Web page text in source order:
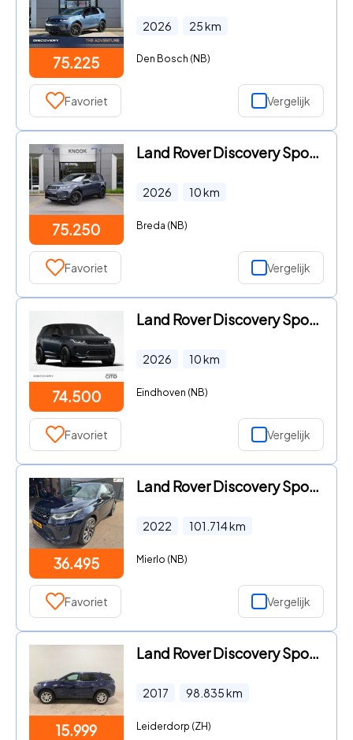
75.225
2026 25km
Den Bosch (NB)
Favoriet Vergelijk
75.250
Land Rover Discovery Sport - P270e PHEV Business Landmark Edition
2026 10km
Breda (NB)
Favoriet Vergelijk
74.500
Land Rover Discovery Sport - P270e PHEV AWD Dynamic Edition
2026 10km
Eindhoven (NB)
Favoriet Vergelijk
36.495
Land Rover Discovery Sport - P300e 1.5 R-Dynamic HSE
2022 101.714km
Mierlo (NB)
Favoriet Vergelijk
15.999
Land Rover Discovery Sport - 2.0 TD4 HSE Pano Automaat Leer Camera Meridian
2017 98.835km
Leiderdorp (ZH)